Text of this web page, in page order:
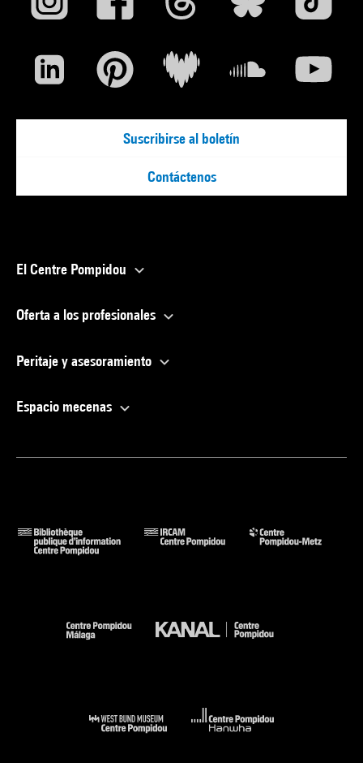
Suscribirse al boletín
Contáctenos
El Centre Pompidou
Oferta a los profesionales
Peritaje y asesoramiento
Espacio mecenas